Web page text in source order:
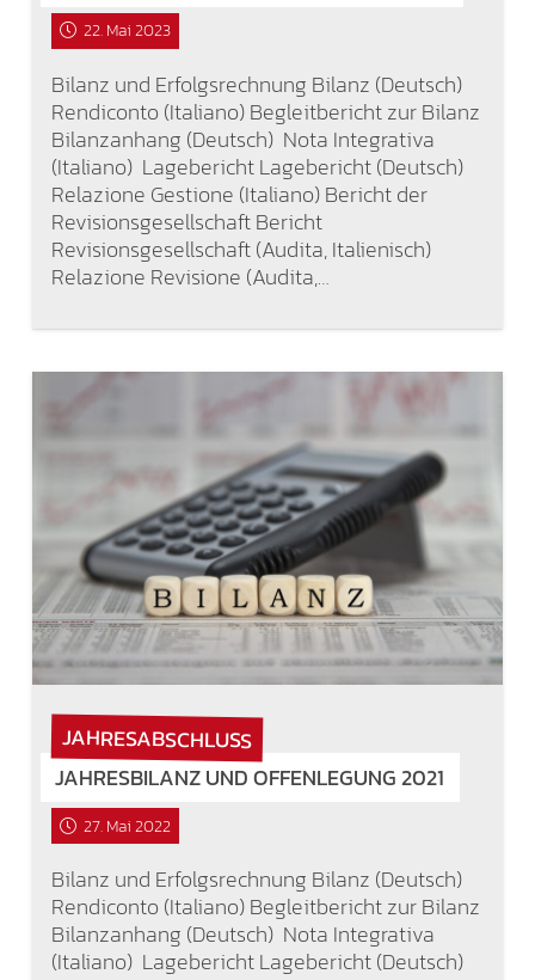
22. Mai 2023
Bilanz und Erfolgsrechnung Bilanz (Deutsch)
Rendiconto (Italiano) Begleitbericht zur Bilanz
Bilanzanhang (Deutsch) Nota Integrativa
(Italiano) Lagebericht Lagebericht (Deutsch)
Relazione Gestione (Italiano) Bericht der
Revisionsgesellschaft Bericht
Revisionsgesellschaft (Audita, Italienisch)
Relazione Revisione (Audita,…
JAHRESABSCHLUSS
JAHRESBILANZ UND OFFENLEGUNG 2021
27. Mai 2022
Bilanz und Erfolgsrechnung Bilanz (Deutsch)
Rendiconto (Italiano) Begleitbericht zur Bilanz
Bilanzanhang (Deutsch) Nota Integrativa
(Italiano) Lagebericht Lagebericht (Deutsch)